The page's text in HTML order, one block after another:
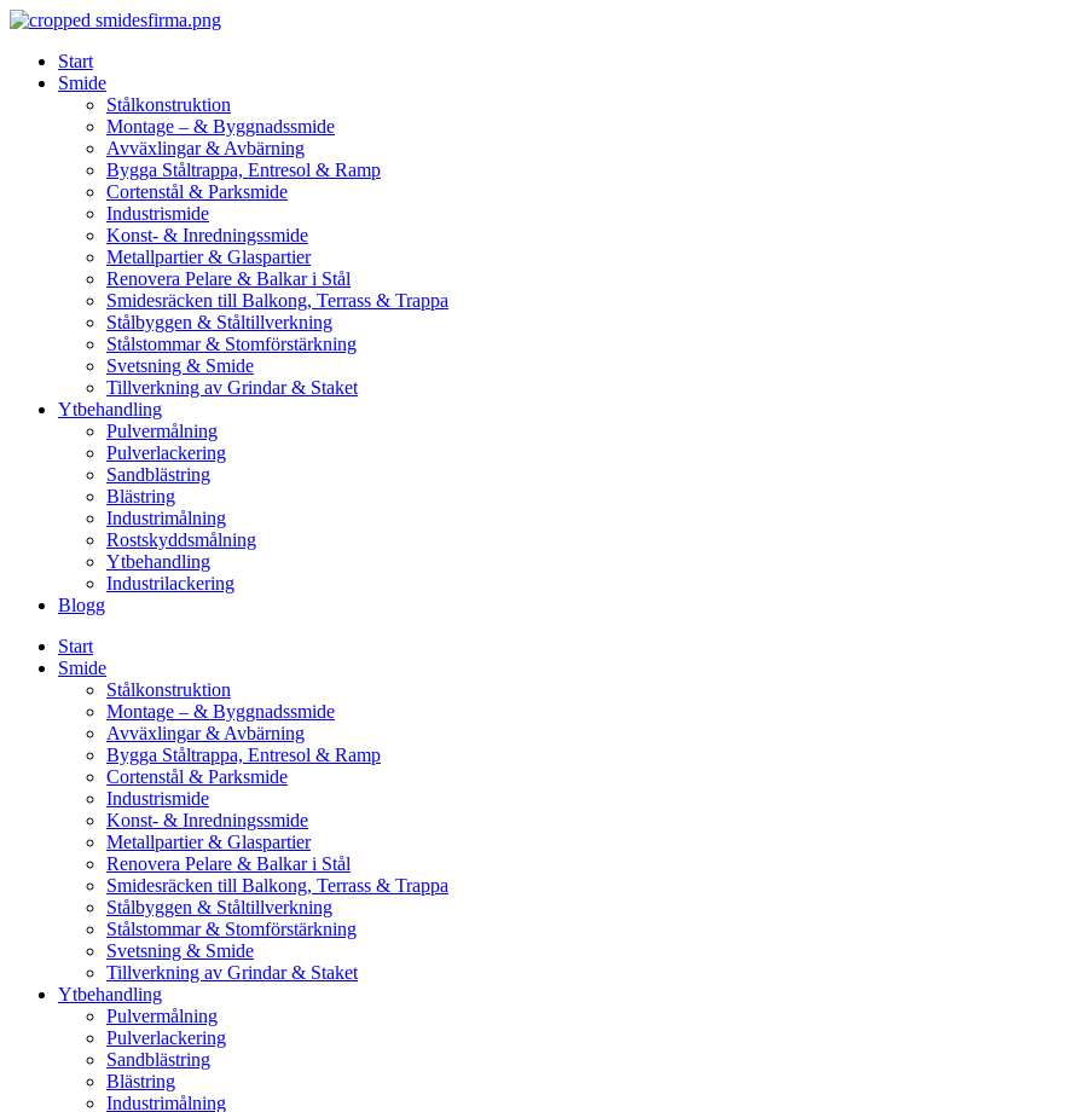
Skip
contentStart
Smide
Stålkonstruktion
Montage – & Byggnadssmide
Avväxlingar & Avbärning
Bygga Ståltrappa, Entresol & Ramp
Cortenstål & Parksmide
Industrismide
Konst- & Inredningssmide
Metallpartier & Glaspartier
Renovera Pelare & Balkar i Stål
Smidesräcken till Balkong, Terrass & Trappa
Stålbyggen & Ståltillverkning
Stålstommar & Stomförstärkning
Svetsning & Smide
Tillverkning av Grindar & Staket
Ytbehandling
Pulvermålning
Pulverlackering
Sandblästring
Blästring
Industrimålning
Rostskyddsmålning
Ytbehandling
Industrilackering
Blogg
Start
Smide
Stålkonstruktion
Montage – & Byggnadssmide
Avväxlingar & Avbärning
Bygga Ståltrappa, Entresol & Ramp
Cortenstål & Parksmide
Industrismide
Konst- & Inredningssmide
Metallpartier & Glaspartier
Renovera Pelare & Balkar i Stål
Smidesräcken till Balkong, Terrass & Trappa
Stålbyggen & Ståltillverkning
Stålstommar & Stomförstärkning
Svetsning & Smide
Tillverkning av Grindar & Staket
Ytbehandling
Pulvermålning
Pulverlackering
Sandblästring
Blästring
Industrimålning